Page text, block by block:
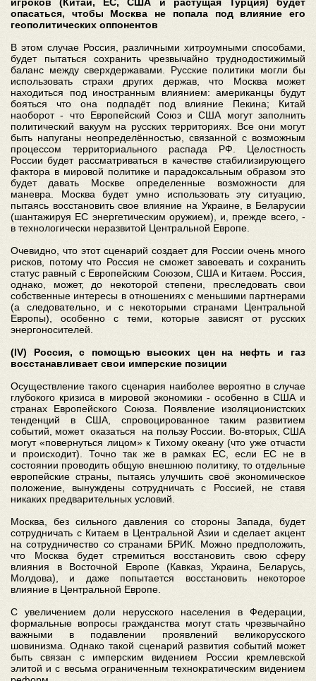
опасаться, чтобы Москва не попала под влияние его
геополитических оппонентов
В этом случае Россия, различными хитроумными способами,
будет пытаться сохранить чрезвычайно труднодостижимый
баланс между сверхдержавами. Русские политики могли бы
использовать страхи других держав, что Москва может
находиться под иностранным влиянием: американцы будут
бояться что она подпадёт под влияние Пекина; Китай
наоборот - что Европейский Союз и США могут заполнить
политический вакуум на русских территориях. Все они могут
быть напуганы неопределённостью, связанной с возможным
процессом территориального распада РФ. Целостность
России будет рассматриваться в качестве стабилизирующего
фактора в мировой политике и парадоксальным образом это
будет давать Москве определенные возможности для
маневра. Москва будет умно использовать эту ситуацию,
пытаясь восстановить свое влияние на Украине, в Беларусии
(шантажируя ЕС энергетическим оружием), и, прежде всего, -
в технологически неразвитой Центральной Европе.
Очевидно, что этот сценарий создает для России очень много
рисков, потому что Россия не сможет завоевать и сохранить
статус равный с Европейским Союзом, США и Китаем. Россия,
однако, может, до некоторой степени, преследовать свои
собственные интересы в отношениях с меньшими партнерами
(а следовательно, и с некоторыми странами Центральной
Европы), особенно с теми, которые зависят от русских
энергоносителей.
(IV) Россия, с помощью высоких цен на нефть и газ
восстанавливает свои имперские позиции
Осуществление такого сценария наиболее вероятно в случае
глубокого кризиса в мировой экономики - особенно в США и
странах Европейского Союза. Появление изоляционистских
тенденций в США, спровоцированное таким развитием
событий, может оказаться на пользу России. Во-вторых, США
могут «повернуться лицом» к Тихому океану (что уже отчасти
и происходит). Точно так же в рамках ЕС, если ЕС не в
состоянии проводить общую внешнюю политику, то отдельные
европейские страны, пытаясь улучшить своё экономическое
положение, вынуждены сотрудничать с Россией, не ставя
никаких предварительных условий.
Москва, без сильного давления со стороны Запада, будет
сотрудничать с Китаем в Центральной Азии и сделает акцент
на сотрудничество со странами БРИК. Можно предположить,
что Москва будет стремиться восстановить свою сферу
влияния в Восточной Европе (Кавказ, Украина, Беларусь,
Молдова), и даже попытается восстановить некоторое
влияние в Центральной Европе.
С увеличением доли нерусского населения в Федерации,
формальные вопросы гражданства могут стать чрезвычайно
важными в подавлении проявлений великорусского
шовинизма. Однако такой сценарий развития событий может
быть связан с имперским видением России кремлевской
элитой и с весьма ограниченным технократическим видением